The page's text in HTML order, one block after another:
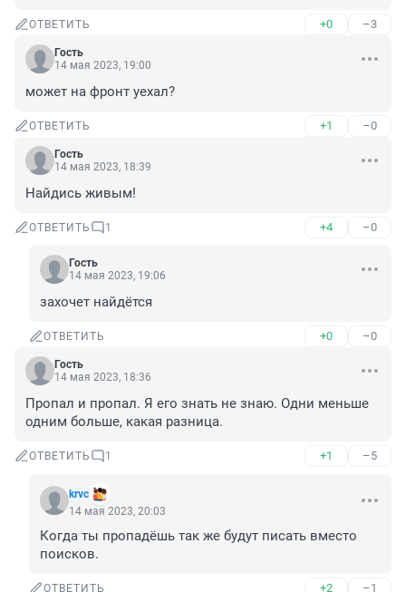
ОТВЕТИТЬ +0 –3
Гость
14 мая 2023, 19:00
может на фронт уехал?
ОТВЕТИТЬ +1 –0
Гость
14 мая 2023, 18:39
Найдись живым!
ОТВЕТИТЬ 1 +4 –0
Гость
14 мая 2023, 19:06
захочет найдётся
ОТВЕТИТЬ +0 –0
Гость
14 мая 2023, 18:36
Пропал и пропал. Я его знать не знаю. Одни меньше
одним больше, какая разница.
ОТВЕТИТЬ 1 +1 –5
krvc
14 мая 2023, 20:03
Когда ты пропадёшь так же будут писать вместо
поисков.
ОТВЕТИТЬ +2 –1